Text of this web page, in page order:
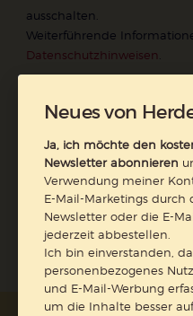
ausschalten.
Weiterführende
Datenschutzhinweisen.
Neues von
Ja, ich möchte den
Newsletter abonnieren
Verwendung meiner
E-Mail-Marketings durch
Newsletter oder die E-
jederzeit abbestellen.
Ich bin einverstanden,
personenbezogenes
und E-Mail-Werbung
um die Inhalte besser